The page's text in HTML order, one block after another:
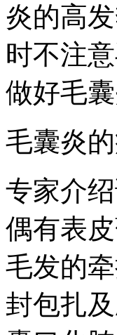
炎的高
时不注
做好毛
毛囊炎
专家介
偶有表
毛发的
封包扎